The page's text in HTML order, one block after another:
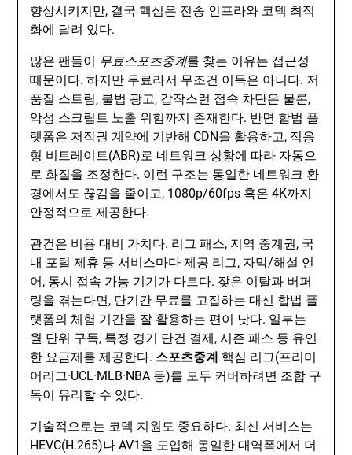
향상시키지만, 결국 핵심은 전송 인프라와 코덱 최적
화에 달려 있다.
많은 팬들이 무료스포츠중계를 찾는 이유는 접근성
때문이다. 하지만 무료라서 무조건 이득은 아니다. 저
품질 스트림, 불법 광고, 갑작스런 접속 차단은 물론,
악성 스크립트 노출 위험까지 존재한다. 반면 합법 플
랫폼은 저작권 계약에 기반해 CDN을 활용하고, 적응
형 비트레이트(ABR)로 네트워크 상황에 따라 자동으
로 화질을 조정한다. 이런 구조는 동일한 네트워크 환
경에서도 끊김을 줄이고, 1080p/60fps 혹은 4K까지
안정적으로 제공한다.
관건은 비용 대비 가치다. 리그 패스, 지역 중계권, 국
내 포털 제휴 등 서비스마다 제공 리그, 자막/해설 언
어, 동시 접속 가능 기기가 다르다. 잦은 이탈과 버퍼
링을 겪는다면, 단기간 무료를 고집하는 대신 합법 플
랫폼의 체험 기간을 잘 활용하는 편이 낫다. 일부는
월 단위 구독, 특정 경기 단건 결제, 시즌 패스 등 유연
한 요금제를 제공한다. 스포츠중계 핵심 리그(프리미
어리그·UCL·MLB·NBA 등)를 모두 커버하려면 조합 구
독이 유리할 수 있다.
기술적으로는 코덱 지원도 중요하다. 최신 서비스는
HEVC(H.265)나 AV1을 도입해 동일한 대역폭에서 더